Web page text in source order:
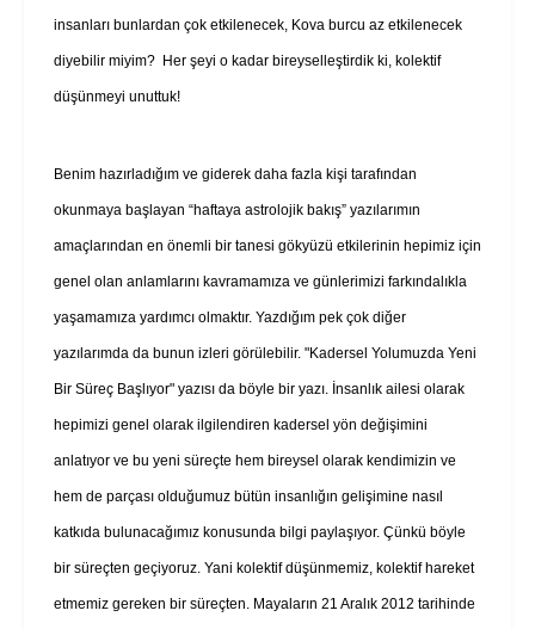
insanları bunlardan çok etkilenecek, Kova burcu az etkilenecek
diyebilir miyim? Her şeyi o kadar bireyselleştirdik ki, kolektif
düşünmeyi unuttuk!
Benim hazırladığım ve giderek daha fazla kişi tarafından
okunmaya başlayan “haftaya astrolojik bakış” yazılarımın
amaçlarından en önemli bir tanesi gökyüzü etkilerinin hepimiz için
genel olan anlamlarını kavramamıza ve günlerimizi farkındalıkla
yaşamamıza yardımcı olmaktır. Yazdığım pek çok diğer
yazılarımda da bunun izleri görülebilir. "Kadersel Yolumuzda Yeni
Bir Süreç Başlıyor" yazısı da böyle bir yazı. İnsanlık ailesi olarak
hepimizi genel olarak ilgilendiren kadersel yön değişimini
anlatıyor ve bu yeni süreçte hem bireysel olarak kendimizin ve
hem de parçası olduğumuz bütün insanlığın gelişimine nasıl
katkıda bulunacağımız konusunda bilgi paylaşıyor. Çünkü böyle
bir süreçten geçiyoruz. Yani kolektif düşünmemiz, kolektif hareket
etmemiz gereken bir süreçten. Mayaların 21 Aralık 2012 tarihinde